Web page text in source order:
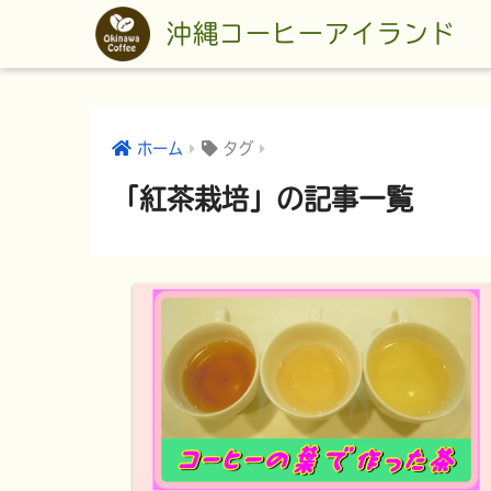
沖縄コーヒーアイランド
ホーム タグ
「紅茶栽培」の記事一覧